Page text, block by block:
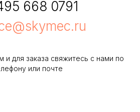
668 0791
для заказа свяжитесь с нами по
или почте